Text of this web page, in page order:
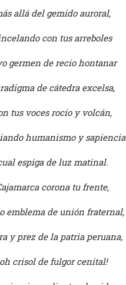
allá del gemido auroral,
con tus arreboles
germen de recio hontanar
de cátedra excelsa,
tus voces rocío y volcán,
humanismo y sapiencia
espiga de luz matinal.
corona tu frente,
emblema de unión fraternal,
y prez de la patria peruana,
crisol de fulgor cenital!